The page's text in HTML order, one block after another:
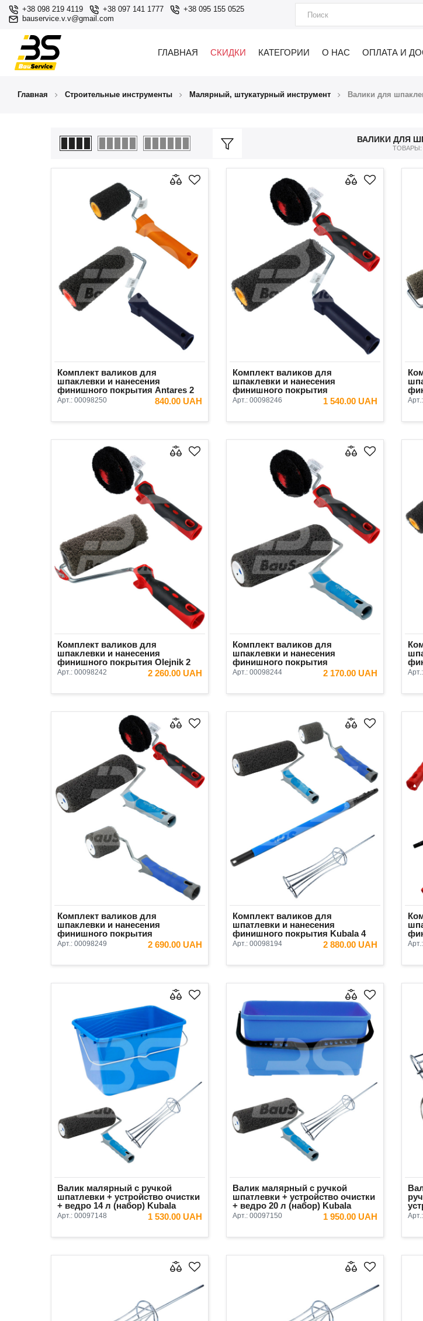
+38 098 219 4119 +38 097 141 1777
+38 095 155 0525
bauservice.v.v@gmail.com
ГЛАВНАЯ СКИДКИ КАТЕГОРИИ О НАС ОПЛАТА И
Главная Строительные инструменты Малярный, штукатурный инструмент Валики для
ВАЛИКИ ДЛЯ
ТОВАРЫ:
Комплект валиков для
шпаклевки и нанесения
финишного покрытия Antares 2
предмета
Арт.: 00098250 840.00 UAH
В КОРЗИНУ
Комплект валиков для
шпаклевки и нанесения
финишного покрытия
Antares+Olejnik 2 предмета
Арт.: 00098246 1 540.00 UAH
В КОРЗИНУ
Арт.:
Комплект валиков для
шпаклевки и нанесения
финишного покрытия Olejnik 2
предмета (валик 230 мм)
Арт.: 00098242 2 260.00 UAH
В КОРЗИНУ
Комплект валиков для
шпаклевки и нанесения
финишного покрытия
Kubala+Olejnik 2 предмета
Арт.: 00098244 2 170.00 UAH
В КОРЗИНУ
Арт.:
Комплект валиков для
шпаклевки и нанесения
финишного покрытия
Kubala+Olejnik 3 предмета
Арт.: 00098249 2 690.00 UAH
В КОРЗИНУ
Комплект валиков для
шпатлевки и нанесения
финишного покрытия Kubala 4
предмета
Арт.: 00098194 2 880.00 UAH
В КОРЗИНУ
Арт.:
Валик малярный с ручкой
шпатлевки + устройство очистки
+ ведро 14 л (набор) Kubala
Арт.: 00097148 1 530.00 UAH
В КОРЗИНУ
Валик малярный с ручкой
шпатлевки + устройство очистки
+ ведро 20 л (набор) Kubala
Арт.: 00097150 1 950.00 UAH
В КОРЗИНУ
Арт.: